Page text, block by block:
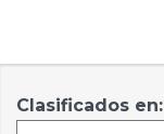
Clasificados en: